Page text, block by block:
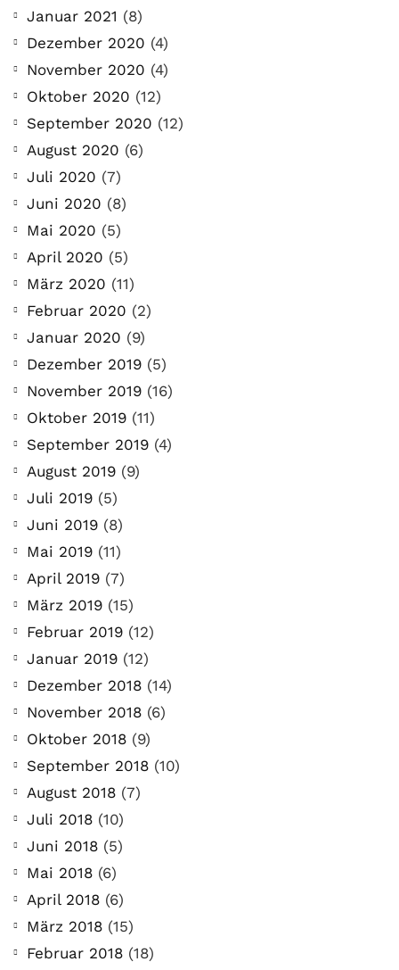
Januar 2021 (8)
Dezember 2020 (4)
November 2020 (4)
Oktober 2020 (12)
September 2020 (12)
August 2020 (6)
Juli 2020 (7)
Juni 2020 (8)
Mai 2020 (5)
April 2020 (5)
März 2020 (11)
Februar 2020 (2)
Januar 2020 (9)
Dezember 2019 (5)
November 2019 (16)
Oktober 2019 (11)
September 2019 (4)
August 2019 (9)
Juli 2019 (5)
Juni 2019 (8)
Mai 2019 (11)
April 2019 (7)
März 2019 (15)
Februar 2019 (12)
Januar 2019 (12)
Dezember 2018 (14)
November 2018 (6)
Oktober 2018 (9)
September 2018 (10)
August 2018 (7)
Juli 2018 (10)
Juni 2018 (5)
Mai 2018 (6)
April 2018 (6)
März 2018 (15)
Februar 2018 (18)